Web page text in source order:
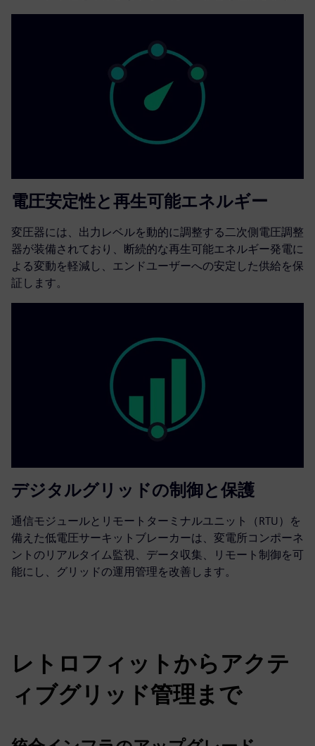
電圧安定性と再生可能エネルギー
変圧器には、出力レベルを動的に調整する二次側電圧調整
器が装備されており、断続的な再生可能エネルギー発電に
よる変動を軽減し、エンドユーザーへの安定した供給を保
証します。
デジタルグリッドの制御と保護
通信モジュールとリモートターミナルユニット（RTU）を
備えた低電圧サーキットブレーカーは、変電所コンポーネ
ントのリアルタイム監視、データ収集、リモート制御を可
能にし、グリッドの運用管理を改善します。
レトロフィットからアクテ
ィブグリッド管理まで